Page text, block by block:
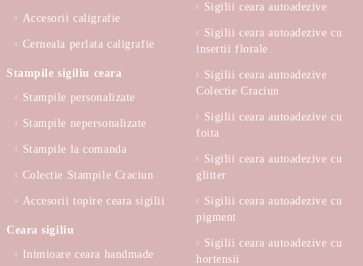
Accesorii caligrafie
Cerneala perlata caligrafie
Stampile sigiliu ceara
Stampile personalizate
Stampile nepersonalizate
Stampile la comanda
Colectie Stampile Craciun
Accesorii topire ceara sigilii
Ceara sigiliu
Inimioare ceara handmade
Sigilii ceara autoadezive
Sigilii ceara autoadezive cu
insertii florale
Sigilii ceara autoadezive
Colectie Craciun
Sigilii ceara autoadezive cu
foita
Sigilii ceara autoadezive cu
glitter
Sigilii ceara autoadezive cu
pigment
Sigilii ceara autoadezive cu
hortensii